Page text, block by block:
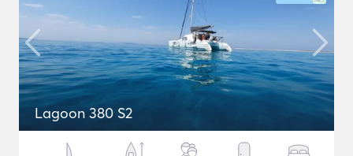
Lagoon 380 S2